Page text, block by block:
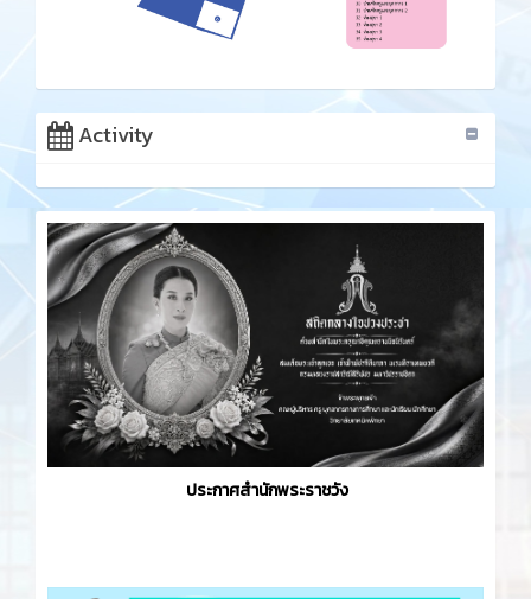
Activity
ประกาศสำนักพระราชวัง